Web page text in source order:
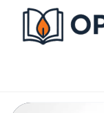
content